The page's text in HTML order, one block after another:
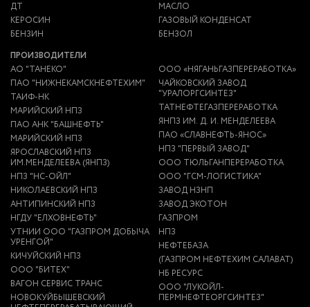
ДТ
КЕРОСИН
БЕНЗИН
МАСЛО
ГАЗОВЫЙ КОНДЕНСАТ
БЕНЗОЛ
ПРОИЗВОДИТЕЛИ
АО "ТАНЕКО"
ПАО "НИЖНЕКАМСКНЕФТЕХИМ"
ТАИФ-НК
МАРИЙСКИЙ НПЗ
ПАО АНК "БАШНЕФТЬ"
МАРИЙСКИЙ НПЗ
ЯРОСЛАВСКИЙ НПЗ
ИМ.МЕНДЕЛЕЕВА (ЯНПЗ)
НПЗ "НС-ОЙЛ"
НИКОЛАЕВСКИЙ НПЗ
АНТИПИНСКИЙ НПЗ
НГДУ "ЕЛХОВНЕФТЬ"
УТНИИ ООО "ГАЗПРОМ ДОБЫЧА
УРЕНГОЙ"
КИЧУЙСКИЙ НПЗ
ООО "БИТЕХ"
ВАГОН СЕРВИС ТРАНС
НОВОКУЙБЫШЕВСКИЙ
ООО «НЯГАНЬГАЗПЕРЕРАБОТКА»
ЧАЙКОВСКИЙ ЗАВОД
"УРАЛОРГСИНТЕЗ"
ТАТНЕФТЕГАЗПЕРЕРАБОТКА
ЯНПЗ ИМ. Д. И. МЕНДЕЛЕЕВА
ПАО «СЛАВНЕФТЬ-ЯНОС»
НПЗ "ПЕРВЫЙ ЗАВОД"
ООО ТЮЛЬГАНПЕРЕРАБОТКА
ООО "ГСМ-ЛОГИСТИКА"
ЗАВОД НЗНП
ЗАВОД ЭКОТОН
ГАЗПРОМ
НПЗ
НЕФТЕБАЗА
(ГАЗПРОМ НЕФТЕХИМ САЛАВАТ)
НБ РЕСУРС
ООО "ЛУКОЙЛ-
ПЕРМНЕФТЕОРГСИНТЕЗ"